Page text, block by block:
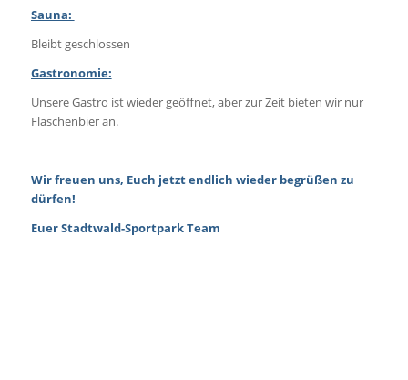
Sauna:
Bleibt geschlossen
Gastronomie:
Unsere Gastro ist wieder geöffnet, aber zur Zeit bieten wir nur
Flaschenbier an.
Wir freuen uns, Euch jetzt endlich wieder begrüßen zu
dürfen!
Euer Stadtwald-Sportpark Team